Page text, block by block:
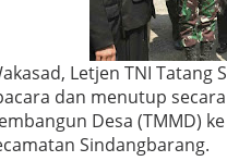
i
A
a
r
Letjen TNI
dan menutup
Desa (TMMD)
Sindangbarang.